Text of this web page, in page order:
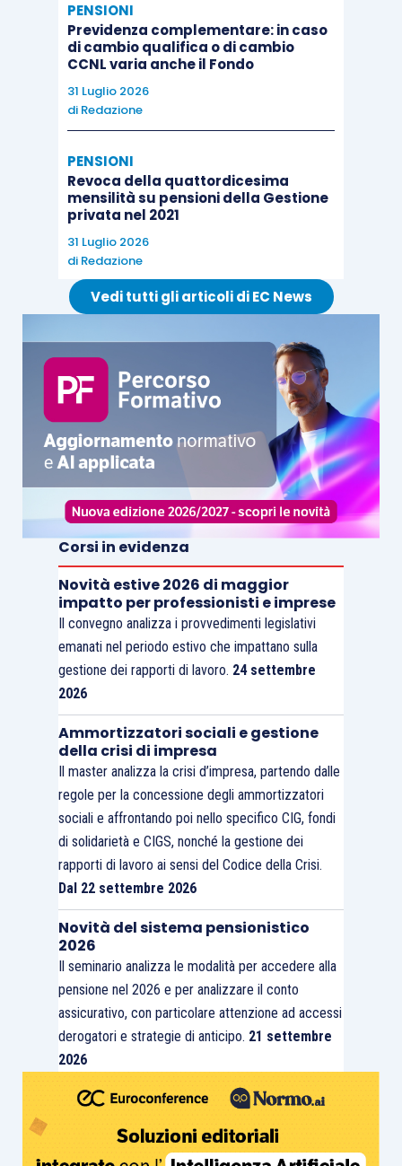
PENSIONI
Previdenza complementare: in caso
di cambio qualifica o di cambio
CCNL varia anche il Fondo
31 Luglio 2026
di Redazione
PENSIONI
Revoca della quattordicesima
mensilità su pensioni della Gestione
privata nel 2021
31 Luglio 2026
di Redazione
Vedi tutti gli articoli di EC News
Corsi in evidenza
Novità estive 2026 di maggior
impatto per professionisti e imprese
Il convegno analizza i provvedimenti legislativi
emanati nel periodo estivo che impattano sulla
gestione dei rapporti di lavoro. 24 settembre
2026
Ammortizzatori sociali e gestione
della crisi di impresa
Il master analizza la crisi d’impresa, partendo dalle
regole per la concessione degli ammortizzatori
sociali e affrontando poi nello specifico CIG, fondi
di solidarietà e CIGS, nonché la gestione dei
rapporti di lavoro ai sensi del Codice della Crisi.
Dal 22 settembre 2026
Novità del sistema pensionistico
2026
Il seminario analizza le modalità per accedere alla
pensione nel 2026 e per analizzare il conto
assicurativo, con particolare attenzione ad accessi
derogatori e strategie di anticipo. 21 settembre
2026